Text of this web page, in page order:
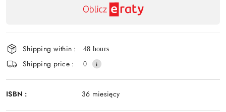
and
delivery
Shipping within : 48 hours
Shipping price : 0
ISBN : 36 miesięcy